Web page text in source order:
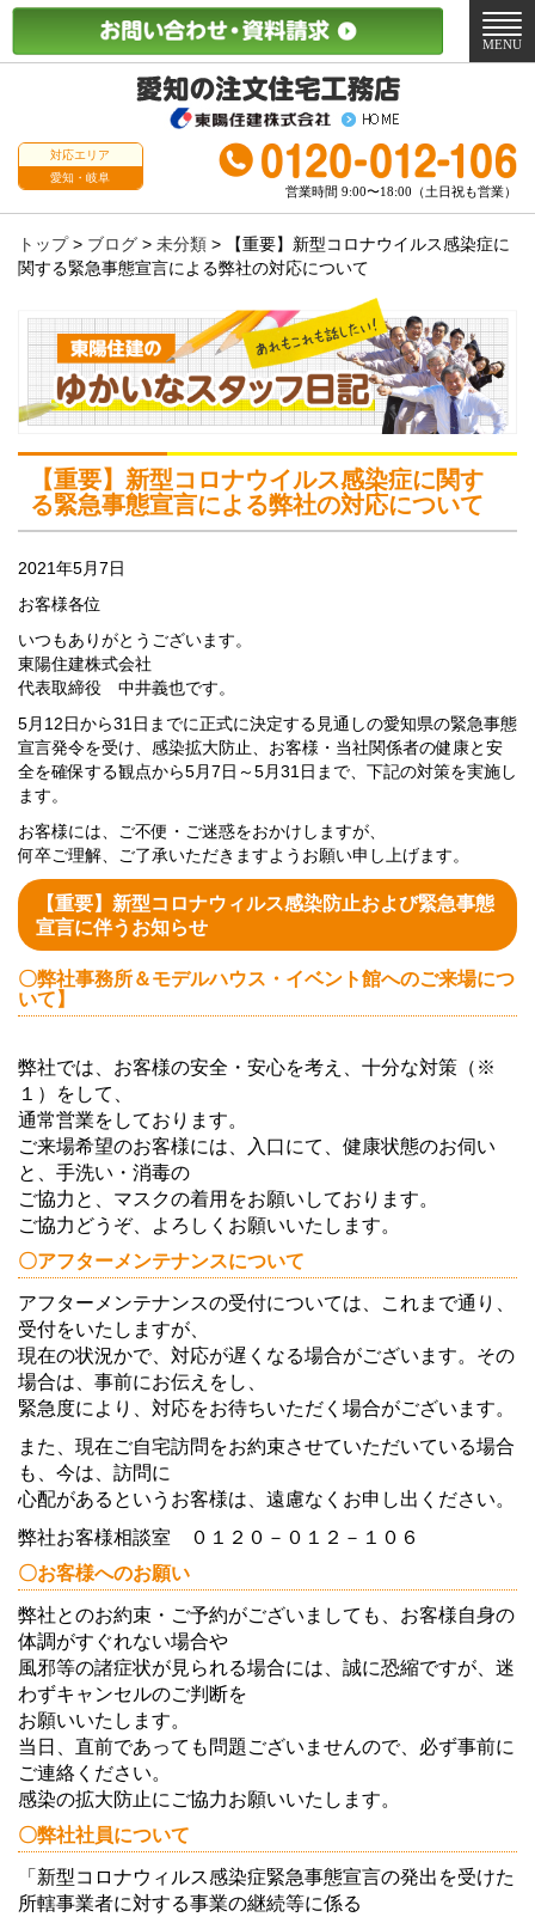
対応エリア
愛知・岐阜
営業時間 9:00〜18:00（土日祝も営業）
メ
ニ
MENU
トップ> ブログ > 未分類 >
【重要】新型コロナウイルス感染症に
関する緊急事態宣言による弊社の対応について
【重要】新型コロナウイルス感染症に関す
る緊急事態宣言による弊社の対応について
2021年5月7日
お客様各位
いつもありがとうございます。
東陽住建株式会社
代表取締役 中井義也です。
5月12日から31日までに正式に決定する見通しの愛知県の緊急事態
宣言発令を受け、感染拡大防止、お客様・当社関係者の健康と安
全を確保する観点から5月7日～5月31日まで、下記の対策を実施し
ます。
お客様には、ご不便・ご迷惑をおかけしますが、
何卒ご理解、ご了承いただきますようお願い申し上げます。
【重要】新型コロナウィルス感染防止および緊急事態
宣言に伴うお知らせ
〇弊社事務所＆モデルハウス・イベント館へのご来場につ
いて】
弊社では、お客様の安全・安心を考え、十分な対策（※
１）をして、
通常営業をしております。
ご来場希望のお客様には、入口にて、健康状態のお伺い
と、手洗い・消毒の
ご協力と、マスクの着用をお願いしております。
ご協力どうぞ、よろしくお願いいたします。
〇アフターメンテナンスについて
アフターメンテナンスの受付については、これまで通り、
受付をいたしますが、
現在の状況かで、対応が遅くなる場合がございます。その
場合は、事前にお伝えをし、
緊急度により、対応をお待ちいただく場合がございます。
また、現在ご自宅訪問をお約束させていただいている場合
も、今は、訪問に
心配があるというお客様は、遠慮なくお申し出ください。
弊社お客様相談室 ０１２０－０１２－１０６
〇お客様へのお願い
弊社とのお約束・ご予約がございましても、お客様自身の
体調がすぐれない場合や
風邪等の諸症状が見られる場合には、誠に恐縮ですが、迷
わずキャンセルのご判断を
お願いいたします。
当日、直前であっても問題ございませんので、必ず事前に
ご連絡ください。
感染の拡大防止にご協力お願いいたします。
〇弊社社員について
「新型コロナウィルス感染症緊急事態宣言の発出を受けた
所轄事業者に対する事業の継続等に係る